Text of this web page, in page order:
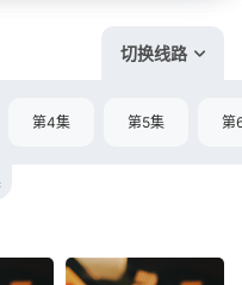
切换线路
第4集 第5集 第